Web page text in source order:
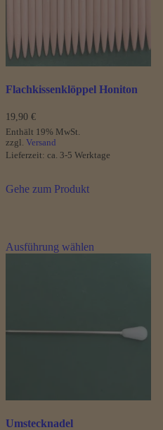
Flachkissenklöppel Honiton
19,90 €
Enthält 19% MwSt.
zzgl. Versand
Lieferzeit: ca. 3-5 Werktage
Gehe zum Produkt
Ausführung wählenProdukt
können
werden
Umstecknadel